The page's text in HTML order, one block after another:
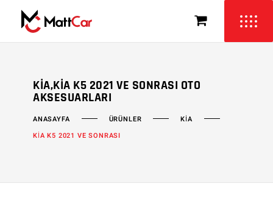
KIA,KIA K5 2021 VE SONRASI OTO
AKSESUARLARI
ANASAYFA ÜRÜNLER
KİA
KİA K5 2021 VE SONRASI